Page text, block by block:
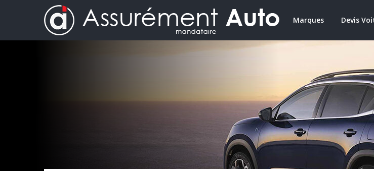
Marques Devis